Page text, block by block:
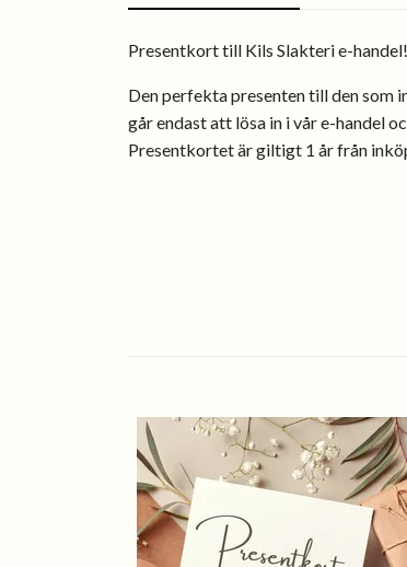
Presentkort till Kils Slakteri e-handel!
Den perfekta presenten till den som
går endast att lösa in i vår e-handel
Presentkortet är giltigt 1 år från